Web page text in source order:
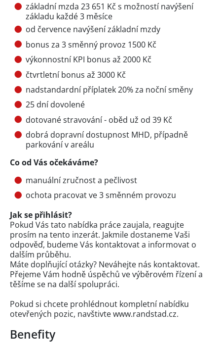
základní mzda 23 651 Kč s možností navýšení
základu každé 3 měsíce
od července navýšení základní mzdy
bonus za 3 směnný provoz 1500 Kč
výkonnostní KPI bonus až 2000 Kč
čtvrtletní bonus až 3000 Kč
nadstandardní příplatek 20% za noční směny
25 dní dovolené
dotované stravování - oběd už od 39 Kč
dobrá dopravní dostupnost MHD, případně
parkování v areálu
Co od Vás očekáváme?
manuální zručnost a pečlivost
ochota pracovat ve 3 směnném provozu
Jak se přihlásit?
Pokud Vás tato nabídka práce zaujala, reagujte
prosím na tento inzerát. Jakmile dostaneme Vaši
odpověď, budeme Vás kontaktovat a informovat o
dalším průběhu.
Máte doplňující otázky? Neváhejte nás kontaktovat.
Přejeme Vám hodně úspěchů ve výběrovém řízení a
těšíme se na další spolupráci.
Pokud si chcete prohlédnout kompletní nabídku
otevřených pozic, navštivte www.randstad.cz.
Benefity